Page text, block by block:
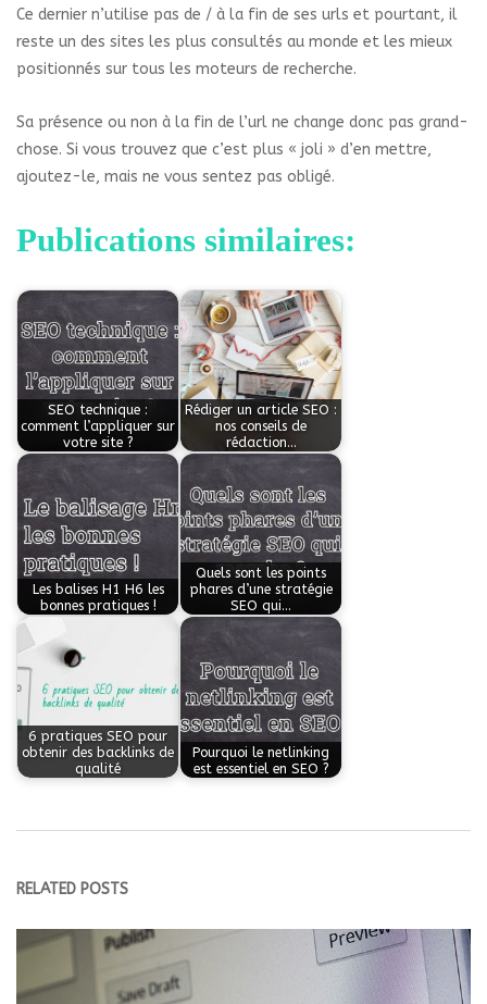
Ce dernier n’utilise pas de / à la fin de ses urls et pourtant, il
reste un des sites les plus consultés au monde et les mieux
positionnés sur tous les moteurs de recherche.
Sa présence ou non à la fin de l’url ne change donc pas grand-
chose. Si vous trouvez que c’est plus « joli » d’en mettre,
ajoutez-le, mais ne vous sentez pas obligé.
Publications similaires:
SEO technique :
comment l’appliquer sur
votre site ?
Rédiger un article SEO :
nos conseils de
rédaction…
Les balises H1 H6 les
bonnes pratiques !
Quels sont les points
phares d’une stratégie
SEO qui…
6 pratiques SEO pour
obtenir des backlinks de
qualité
Pourquoi le netlinking
est essentiel en SEO ?
RELATED POSTS